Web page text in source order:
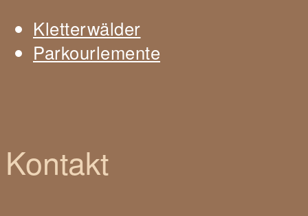
Kletterwälder
Parkourlemente
Kontakt